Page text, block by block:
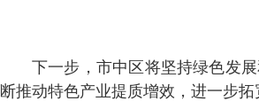
下一步，市中区将坚持绿色发
断推动特色产业提质增效，进一步